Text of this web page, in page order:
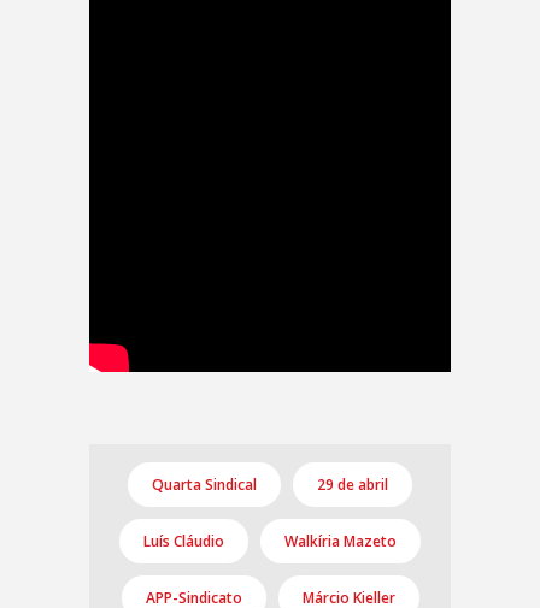
Quarta Sindical 29 de abril
Luís Cláudio Walkíria Mazeto
APP-Sindicato Márcio Kieller